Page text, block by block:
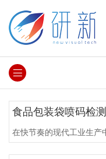
食品包装袋喷码检
在快节奏的现代工业生产